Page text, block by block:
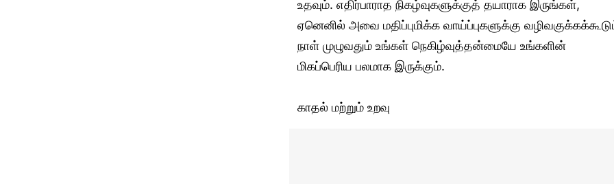
உதவும். எதிர்பாராத நிகழ்வுகளுக்குத் தயாராக இருங்கள்,
ஏனெனில் அவை மதிப்புமிக்க வாய்ப்புகளுக்கு
நாள் முழுவதும் உங்கள் நெகிழ்வுத்தன்மையே உங்களின்
மிகப்பெரிய பலமாக இருக்கும்.
காதல் மற்றும் உறவு